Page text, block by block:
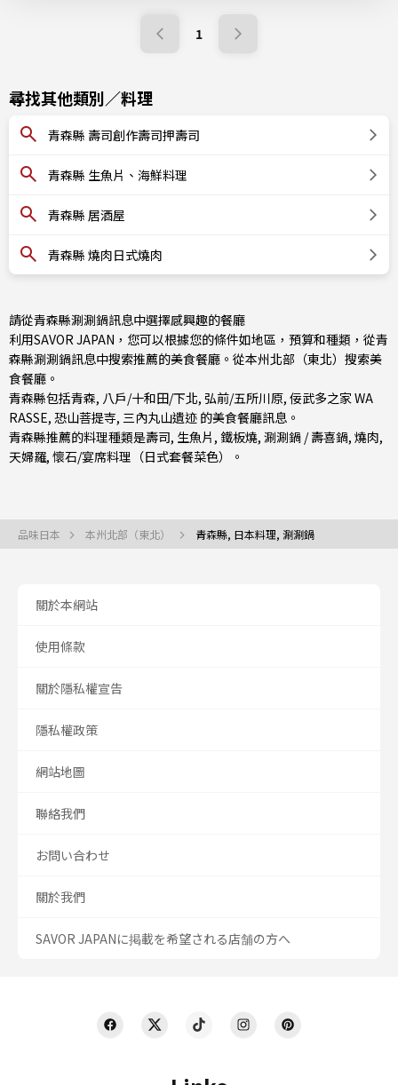
1
尋找其他類別／料理
青森縣 壽司創作壽司押壽司
青森縣 生魚片、海鮮料理
青森縣 居酒屋
青森縣 燒肉日式燒肉
請從青森縣涮涮鍋訊息中選擇感興趣的餐廳
利用SAVOR JAPAN，您可以根據您的條件如地區，預算和種類，從青
森縣涮涮鍋訊息中搜索推薦的美食餐廳。從本州北部（東北） 搜索美
食餐廳。
青森縣包括青森, 八戶/十和田/下北, 弘前/五所川原, 佞武多之家 WA
RASSE, 恐山菩提寺, 三內丸山遺迹 的美食餐廳訊息。
青森縣推薦的料理種類是壽司, 生魚片 , 鐵板燒, 涮涮鍋 / 壽喜鍋, 燒肉,
天婦羅, 懷石/宴席料理（日式套餐菜色） 。
品味日本 本州北部（東北） 青森縣, 日本料理, 涮涮鍋
關於本網站
使用條款
關於隱私權宣告
隱私權政策
網站地圖
聯絡我們
お問い合わせ
關於我們
SAVOR JAPANに掲載を希望される店舗の方へ